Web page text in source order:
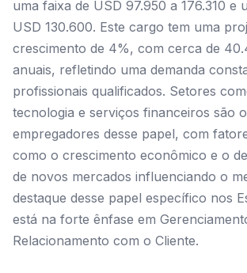
uma faixa de USD 97.950 a 176.310 e
USD 130.600. Este cargo tem uma
crescimento de 4%, com cerca de
anuais, refletindo uma demanda
profissionais qualificados. Setores
tecnologia e serviços financeiros são
empregadores desse papel, com
como o crescimento econômico e o
de novos mercados influenciando o
destaque desse papel específico nos
está na forte ênfase em
Relacionamento com o Cliente.